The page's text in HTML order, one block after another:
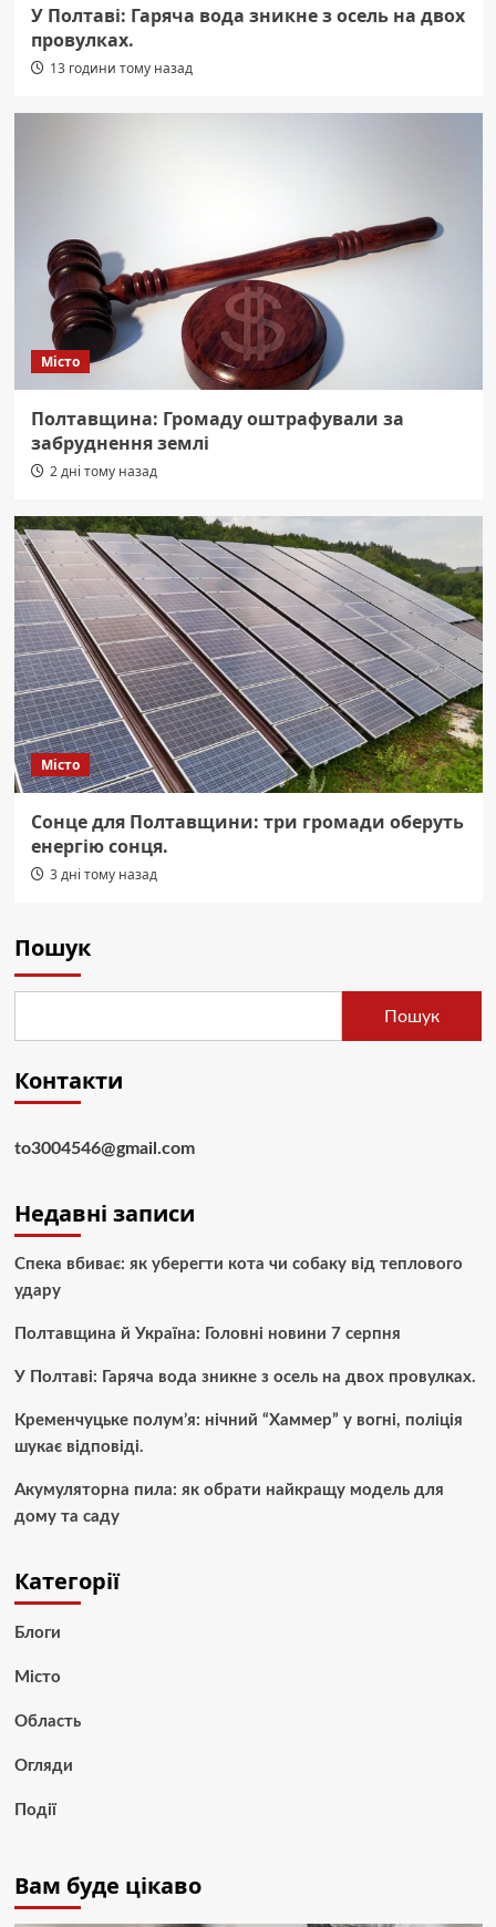
У Полтаві: Гаряча вода зникне з осель на двох
провулках.
13 години тому назад
Місто
Полтавщина: Громаду оштрафували за
забруднення землі
2 дні тому назад
Місто
Сонце для Полтавщини: три громади оберуть
енергію сонця.
3 дні тому назад
Пошук
Пошук
Контакти
to3004546@gmail.com
Недавні записи
Спека вбиває: як уберегти кота чи собаку від теплового
удару
Полтавщина й Україна: Головні новини 7 серпня
У Полтаві: Гаряча вода зникне з осель на двох провулках.
Кременчуцьке полум’я: нічний “Хаммер” у вогні, поліція
шукає відповіді.
Акумуляторна пила: як обрати найкращу модель для
дому та саду
Категорії
Блоги
Місто
Область
Огляди
Події
Вам буде цікаво